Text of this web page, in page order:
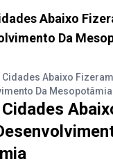
Abaixo
Da
Cidades Abaixo
Da Mesopotâmia